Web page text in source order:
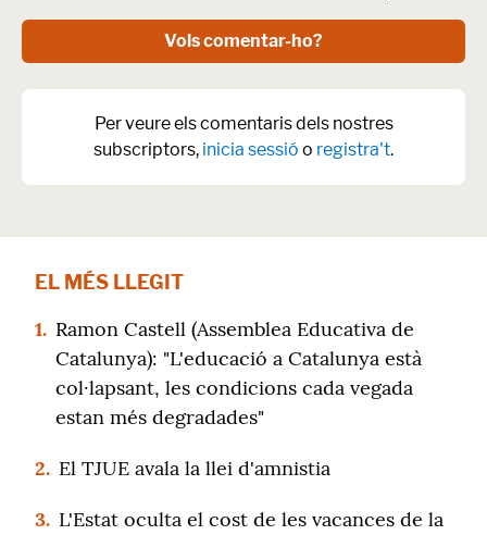
Vols comentar-ho?
Per veure els comentaris dels nostres
subscriptors, inicia sessió o registra't.
EL MÉS LLEGIT
1. Ramon Castell (Assemblea Educativa de
Catalunya): "L'educació a Catalunya està
col·lapsant, les condicions cada vegada
estan més degradades"
2. El TJUE avala la llei d'amnistia
3. L'Estat oculta el cost de les vacances de la